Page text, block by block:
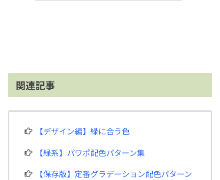
関連記事
【デザイン編】緑に合う色
【緑系】パワポ配色パターン集
【保存版】定番グラデーション配色パターン